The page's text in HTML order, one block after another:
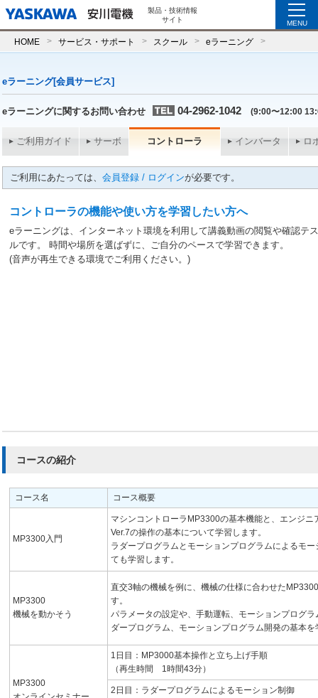
製品・技術情報
サイト
MENU
HOME サービス・サポート スクール eラーニング
eラーニング[会員サービス]
eラーニングに関するお問い合わせ 04-2962-1042 (9:00〜12:00
ご利用ガイド サーボ コントローラ インバータ ロ
ご利用にあたっては、 会員登録 / ログインが必要です。
コントローラの機能や使い方を学習したい方へ
eラーニングは、インターネット環境を利用して講義動画の閲覧や確認テ
ルです。 時間や場所を選ばずに、ご自分のペースで学習できます。
(音声が再生できる環境でご利用ください。)
コースの紹介
コース名 コース概要
MP3300入門
マシンコントローラMP3300の基本機能と、エンジニ
Ver.7の操作の基本について学習します。
ラダープログラムとモーションプログラムによるモ
ても学習します。
MP3300
機械を動かそう
直交3軸の機械を例に、機械の仕様に合わせた
す。
パラメータの設定や、手動運転、モーションプログ
ダープログラム、モーションプログラム開発の基本を
MP3300
1日目：MP3000基本操作と立ち上げ手順
（再生時間 1時間43分）
2日目：ラダープログラムによるモーション制御